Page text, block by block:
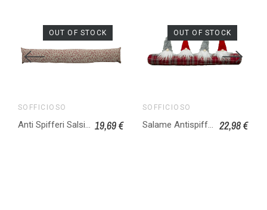
SOFFICIOSO
Anti Spifferi Salsicciotto Imbottito Porte/Finestre Con Cerniera Stefy Rosso 19,69 €
OUT OF STOCK
SOFFICIOSO
Salame Antispiffero Protezione Porte e Finestre Natalizio Gnomi Mod. Campione 22,98 €
OUT OF STOCK